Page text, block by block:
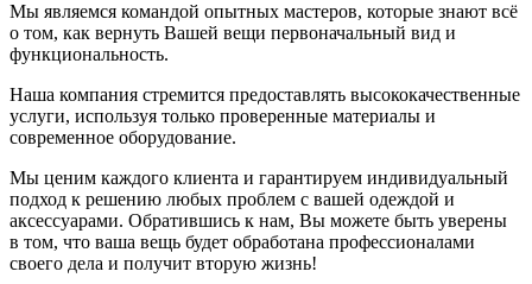
Мы являемся командой опытных мастеров, которые знают всё
о том, как вернуть Вашей вещи первоначальный вид и
функциональность.
Наша компания стремится предоставлять высококачественные
услуги, используя только проверенные материалы и
современное оборудование.
Мы ценим каждого клиента и гарантируем индивидуальный
подход к решению любых проблем с вашей одеждой и
аксессуарами. Обратившись к нам, Вы можете быть уверены
в том, что ваша вещь будет обработана профессионалами
своего дела и получит вторую жизнь!